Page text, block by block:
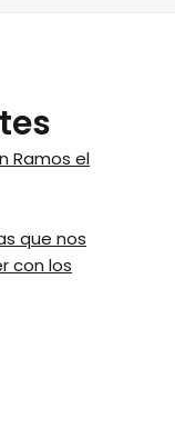
Ramos el
que nos
con los